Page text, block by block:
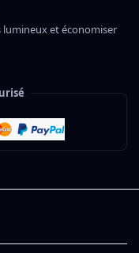
et économiser